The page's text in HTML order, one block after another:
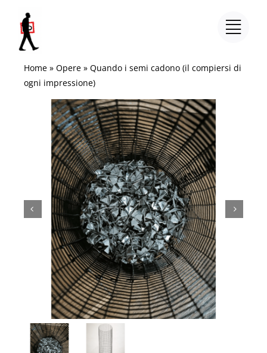
contenuto
Home» Opere» Quando i semi cadono (il compiersi di
ogni impressione)